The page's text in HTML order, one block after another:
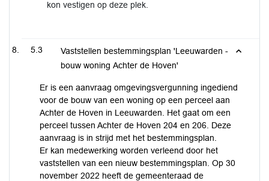
kon vestigen op deze plek.
5.3
Vaststellen bestemmingsplan 'Leeuwarden -
bouw woning Achter de Hoven'
Er is een aanvraag omgevingsvergunning ingediend
voor de bouw van een woning op een perceel aan
Achter de Hoven in Leeuwarden. Het gaat om een
perceel tussen Achter de Hoven 204 en 206. Deze
aanvraag is in strijd met het bestemmingsplan.
Er kan medewerking worden verleend door het
vaststellen van een nieuw bestemmingsplan. Op 30
november 2022 heeft de gemeenteraad de